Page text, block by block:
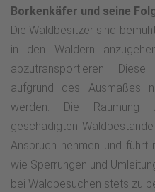
Borkenkäfer und seine
Die Waldbesitzer sind
in den Wäldern
abzutransportieren.
aufgrund des Ausmaßes
werden. Die Räumung
geschädigten
Anspruch nehmen und führt
wie Sperrungen und
bei Waldbesuchen stets zu